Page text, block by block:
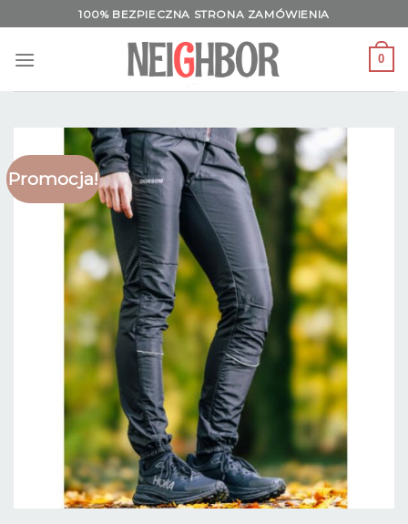
to
content
100% BEZPIECZNA STRONA ZAMÓWIENIA
0
Promocja!